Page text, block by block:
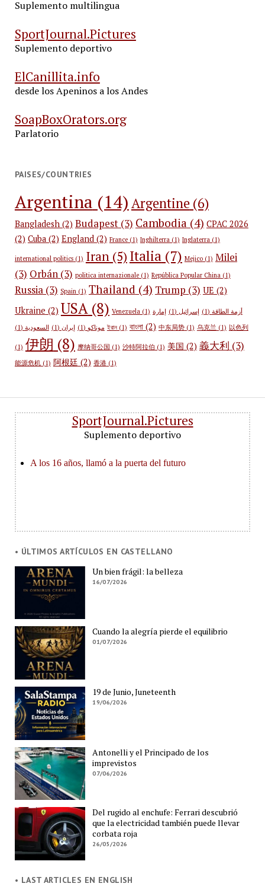
Suplemento multilingua
SportJournal.Pictures
Suplemento deportivo
ElCanillita.info
desde los Apeninos a los Andes
SoapBoxOrators.org
Parlatorio
PAISES/COUNTRIES
Argentina (14) Argentine(6)
Bangladesh(2) Budapest(3) Cambodia (4) CPAC 2026
(2) Cuba(2) England(2) France(1) Inghilterra (1) Inglaterra (1)
international politics(1) Iran(5) Italia(7) Mejico(1) Milei
(3) Orbán(3) politica internazionale(1) República Popular China (1)
Russia(3) Spain (1) Thailand (4) Trump (3) UE (2)
Ukraine (2) USA(8) Venezuela (1) أزمة الطاقة (1) إسرائيل (1)
إمارة
موناكو (1) إيران (1) السعودية (1) ইরান(1) বাংলা(2) 中东局势(1) 乌克兰 (1) 以色列
(1) 伊朗 (8) 摩纳哥公国 (1) 沙特阿拉伯 (1) 美国 (2) 義大利 (3)
能源危机(1) 阿根廷 (2) 香港(1)
SportJournal.Pictures
Suplemento deportivo
• ÚLTIMOS ARTÍCULOS EN CASTELLANO
Un bien frágil: la belleza
16/07/2026
Cuando la alegría pierde el equilibrio
01/07/2026
19 de Junio, Juneteenth
19/06/2026
Antonelli y el Principado de los
imprevistos
07/06/2026
Del rugido al enchufe: Ferrari descubrió
que la electricidad también puede llevar
corbata roja
26/05/2026
• LAST ARTICLES EN ENGLISH